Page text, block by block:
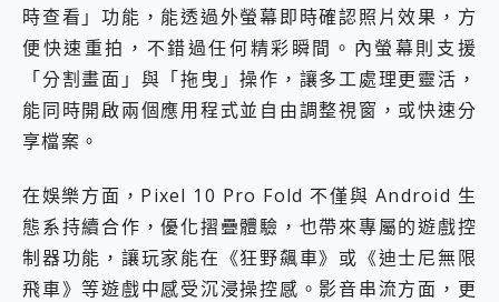
時查看」功能，能透過外螢幕即時確認照片效果，方
便快速重拍，不錯過任何精彩瞬間。內螢幕則支援
「分割畫面」與「拖曳」操作，讓多工處理更靈活，
能同時開啟兩個應用程式並自由調整視窗，或快速分
享檔案。
在娛樂方面，Pixel 10 Pro Fold 不僅與 Android 生
態系持續合作，優化摺疊體驗，也帶來專屬的遊戲控
制器功能，讓玩家能在《狂野飆車》或《迪士尼無限
飛車》等遊戲中感受沉浸操控感。影音串流方面，更